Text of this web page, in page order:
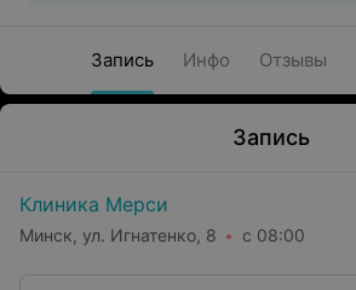
Запись Инфо Отзывы
Запись
Клиника Мерси
Минск, ул. Игнатенко, 8 с 08:00